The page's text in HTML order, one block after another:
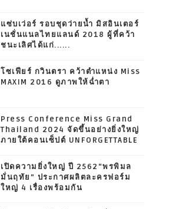
แซ่บเว่อร์ รอบชุดว่ายน้ำ มิสอินเตอร์
เนชั่นแนลไทยแลนด์ 2018 ผู้ที่คว้า
ชนะเลิศได้แก่......
โซเฟียร์ กวินตรา คว้าตำแหน่ง Miss
MAXIM 2016 ดูภาพให้ฉ่ำตา
Press Conference Miss Grand
Thailand 2024 จัดขึ้นอย่างยิ่งใหญ่
ภายใต้คอนเซ็ปต์ UNFORGETTABLE
เปิดความยิ่งใหญ่ ปี 2562“พรพิมล
มั่นฤทัย” ประกาศผลิตละครฟอร์ม
ใหญ่ 4 เรื่องพร้อมกัน